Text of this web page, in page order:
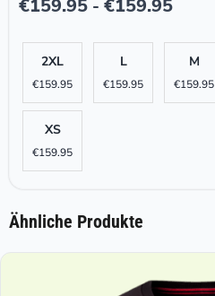
€159.95 - €159.95
2XL
€159.95
L
€159.95
M
€159.95
XS
€159.95
Ähnliche Produkte